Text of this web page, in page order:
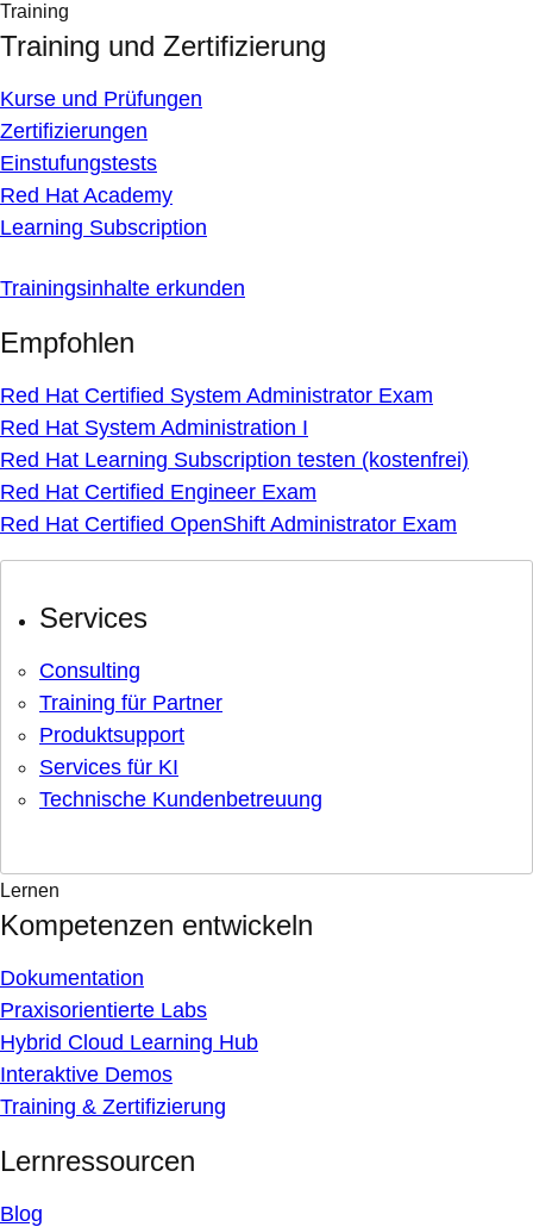
Training
Training und Zertifizierung
Kurse und Prüfungen
Zertifizierungen
Einstufungstests
Red Hat Academy
Learning Subscription
Trainingsinhalte erkunden
Empfohlen
Red Hat Certified System Administrator Exam
Red Hat System Administration I
Red Hat Learning Subscription testen (kostenfrei)
Red Hat Certified Engineer Exam
Red Hat Certified OpenShift Administrator Exam
Services
Consulting
Training für Partner
Produktsupport
Services für KI
Technische Kundenbetreuung
Lernen
Kompetenzen entwickeln
Dokumentation
Praxisorientierte Labs
Hybrid Cloud Learning Hub
Interaktive Demos
Training & Zertifizierung
Lernressourcen
Blog